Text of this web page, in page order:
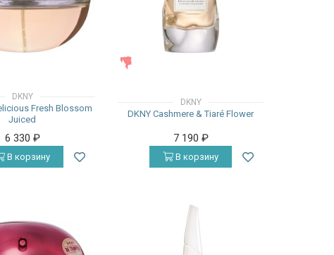
DKNY
Fresh Blossom
Juiced
6 330 ₽
В корзину
DKNY
DKNY Cashmere & Tiaré Flower
7 190 ₽
В корзину